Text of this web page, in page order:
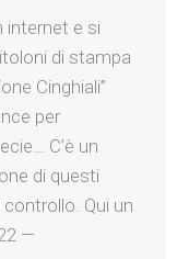
internet e si
di stampa
Cinghiali”
per
C’è un
di questi
Qui un
—